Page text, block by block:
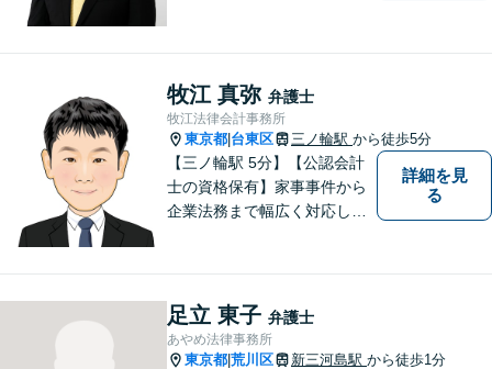
牧江 真弥 弁護士
牧江法律会計事務所
東京都 台東区 三ノ輪駅 から徒歩5分
【三ノ輪駅 5分】【公認会計
士の資格保有】家事事件から
企業法務まで幅広く対応して
からサポート可能です。まず
は話を聞いてみたいという方
も、お気軽にご相談くださ
詳細を見
る
足立 東子 弁護士
あやめ法律事務所
東京都 荒川区 新三河島駅 から徒歩1分